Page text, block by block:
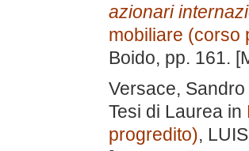
azionari
mobiliare (corso
Boido, pp. 161.
Versace, Sandro
Tesi di Laurea in
progredito),